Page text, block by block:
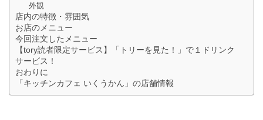
外観
店内の特徴・雰囲気
お店のメニュー
今回注文したメニュー
【tory読者限定サービス】「トリーを見た！」で１ドリンク
サービス！
おわりに
「キッチンカフェ いくうかん」の店舗情報